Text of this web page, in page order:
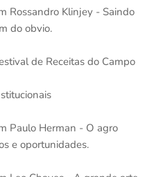
Rossandro Klinjey - Saindo
do obvio.
de Receitas do Campo
Paulo Herman - O agro
e oportunidades.